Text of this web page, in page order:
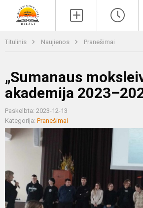
Titulinis Naujienos Pranešimai
„Sumanaus
akademija
Paskelbta: 2023-12-13
Kategorija: Pranešimai